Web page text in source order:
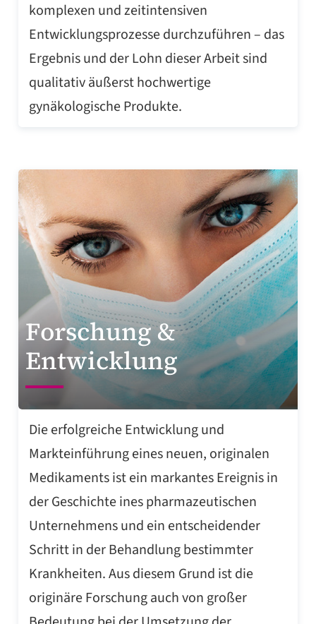
komplexen und zeitintensiven
Entwicklungsprozesse durchzuführen – das
Ergebnis und der Lohn dieser Arbeit sind
qualitativ äußerst hochwertige
gynäkologische Produkte.
Forschung &
Entwicklung
Die erfolgreiche Entwicklung und
Markteinführung eines neuen, originalen
Medikaments ist ein markantes Ereignis in
der Geschichte ines pharmazeutischen
Unternehmens und ein entscheidender
Schritt in der Behandlung bestimmter
Krankheiten. Aus diesem Grund ist die
originäre Forschung auch von großer